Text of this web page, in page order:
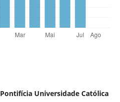
Pontifícia Universidade Católica